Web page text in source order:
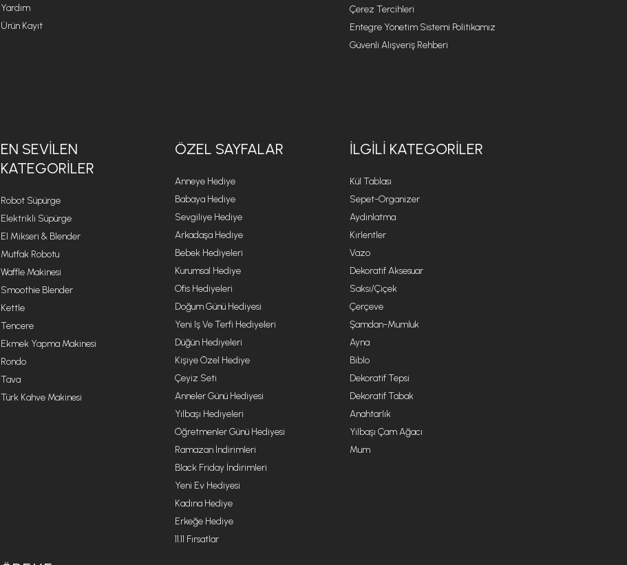
Yardım
Ürün Kayıt
Çerez Tercihleri
Entegre Yönetim Sistemi Politikamız
Güvenli Alışveriş Rehberi
EN SEVILEN
KATEGORILER
Robot Süpürge
Elektrikli Süpürge
El Mikseri & Blender
Mutfak Robotu
Waffle Makinesi
Smoothie Blender
Kettle
Tencere
Ekmek Yapma Makinesi
Rondo
Tava
Türk Kahve Makinesi
ÖZEL SAYFALAR
Anneye Hediye
Babaya Hediye
Sevgiliye Hediye
Arkadaşa Hediye
Bebek Hediyeleri
Kurumsal Hediye
Ofis Hediyeleri
Doğum Günü Hediyesi
Yeni Iş Ve Terfi Hediyeleri
Düğün Hediyeleri
Kişiye Özel Hediye
Çeyiz Seti
Anneler Günü Hediyesi
Yılbaşı Hediyeleri
Öğretmenler Günü Hediyesi
Ramazan İndirimleri
Black Friday İndirimleri
Yeni Ev Hediyesi
Kadına Hediye
Erkeğe Hediye
11.11 Fırsatlar
İLGILI KATEGORILER
Kül Tablası
Sepet-Organizer
Aydınlatma
Kırlentler
Vazo
Dekoratif Aksesuar
Saksı/Çiçek
Çerçeve
Şamdan-Mumluk
Ayna
Biblo
Dekoratif Tepsi
Dekoratif Tabak
Anahtarlık
Yılbaşı Çam Ağacı
Mum